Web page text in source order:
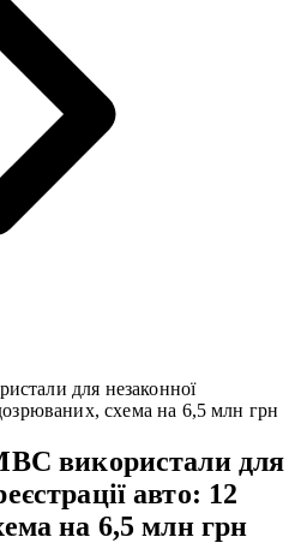
для незаконної
схема на 6,5 млн грн
використали для
авто: 12
на 6,5 млн грн